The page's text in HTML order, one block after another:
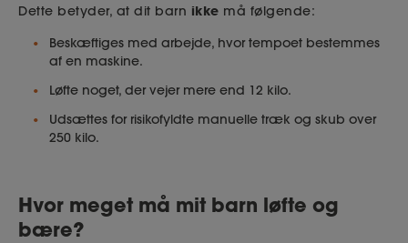
Dette betyder, at dit barn ikke må følgende:
Beskæftiges med arbejde, hvor tempoet bestemmes
af en maskine.
Løfte noget, der vejer mere end 12 kilo.
Udsættes for risikofyldte manuelle træk og skub over
250 kilo.
Hvor meget må mit barn løfte og
bære?